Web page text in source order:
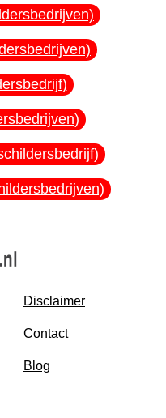
Disclaimer
Contact
Blog